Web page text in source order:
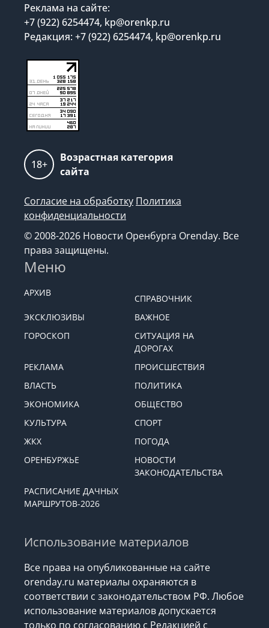
Реклама на сайте:
+7 (922) 6254474, kp@orenkp.ru
Редакция: +7 (922) 6254474, kp@orenkp.ru
18+
Возрастная категория
сайта
Согласие на обработку Политика
конфиденциальности
© 2008-2026 Новости Оренбурга Orenday. Все
права защищены.
Меню
АРХИВ
СПРАВОЧНИК
ЭКСКЛЮЗИВЫ
ВАЖНОЕ
ГОРОСКОП
СИТУАЦИЯ НА
ДОРОГАХ
РЕКЛАМА
ПРОИСШЕСТВИЯ
ВЛАСТЬ
ПОЛИТИКА
ЭКОНОМИКА
ОБЩЕСТВО
КУЛЬТУРА
СПОРТ
ЖКХ
ПОГОДА
ОРЕНБУРЖЬЕ
НОВОСТИ
ЗАКОНОДАТЕЛЬСТВА
РАСПИСАНИЕ ДАЧНЫХ
МАРШРУТОВ-2026
Использование материалов
Все права на опубликованные на сайте
orenday.ru материалы охраняются в
соответствии с законодательством РФ. Любое
использование материалов допускается
только по согласованию с Редакцией с